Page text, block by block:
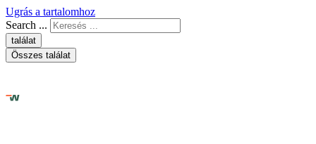
Ugrás a tartalomhoz
Search ...
találat
Összes találat